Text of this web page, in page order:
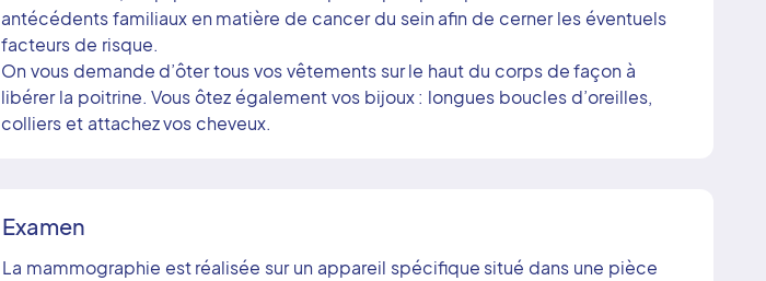
antécédents familiaux en matière de cancer du sein afin de cerner les éventuels
facteurs de risque.
On vous demande d’ôter tous vos vêtements sur le haut du corps de façon à
libérer la poitrine. Vous ôtez également vos bijoux : longues boucles d’oreilles,
colliers et attachez vos cheveux.
Examen
La mammographie est réalisée sur un appareil spécifique situé dans une pièce